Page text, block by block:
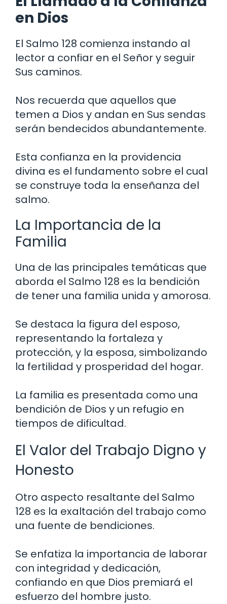
en Dios
El Salmo 128 comienza instando al
lector a confiar en el Señor y seguir
Sus caminos.
Nos recuerda que aquellos que
temen a Dios y andan en Sus sendas
serán bendecidos abundantemente.
Esta confianza en la providencia
divina es el fundamento sobre el cual
se construye toda la enseñanza del
salmo.
La Importancia de la
Familia
Una de las principales temáticas que
aborda el Salmo 128 es la bendición
de tener una familia unida y amorosa.
Se destaca la figura del esposo,
representando la fortaleza y
protección, y la esposa, simbolizando
la fertilidad y prosperidad del hogar.
La familia es presentada como una
bendición de Dios y un refugio en
tiempos de dificultad.
El Valor del Trabajo Digno y
Honesto
Otro aspecto resaltante del Salmo
128 es la exaltación del trabajo como
una fuente de bendiciones.
Se enfatiza la importancia de laborar
con integridad y dedicación,
confiando en que Dios premiará el
esfuerzo del hombre justo.